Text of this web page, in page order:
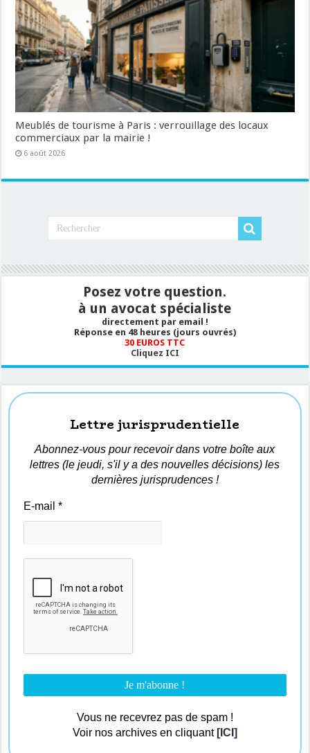
Meublés de tourisme à Paris : verrouillage des locaux
commerciaux par la mairie !
6 août 2026
Posez votre question.
à un avocat spécialiste
directement par email !
Réponse en 48 heures (jours ouvrés)
30 EUROS TTC
Cliquez ICI
Lettre jurisprudentielle
Abonnez-vous pour recevoir dans votre boîte aux
lettres (le jeudi, s'il y a des nouvelles décisions) les
dernières jurisprudences !
E-mail*
Vous ne recevrez pas de spam !
Voir nos archives en cliquant [ICI]